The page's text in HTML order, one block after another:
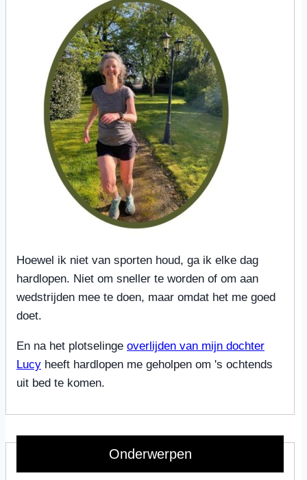
Hoewel ik niet van sporten houd, ga ik elke dag
hardlopen. Niet om sneller te worden of om aan
wedstrijden mee te doen, maar omdat het me goed
doet.
En na het plotselinge overlijden van mijn dochter
Lucy heeft hardlopen me geholpen om 's ochtends
uit bed te komen.
Onderwerpen